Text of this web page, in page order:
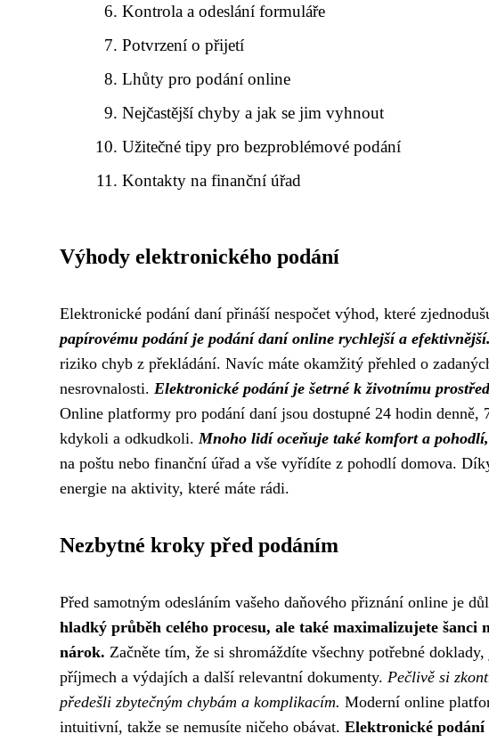
Kontrola a odeslání formuláře
Potvrzení o přijetí
Lhůty pro podání online
Nejčastější chyby a jak se jim vyhnout
Užitečné tipy pro bezproblémové podání
Kontakty na finanční úřad
Výhody elektronického podání
Elektronické podání daní přináší nespočet výhod, které
papírovému podání je podání daní online rychlejší a efektivnější.
riziko chyb z překládání. Navíc máte okamžitý přehled o
nesrovnalosti. Elektronické podání je šetrné k životnímu
Online platformy pro podání daní jsou dostupné 24 hodin
kdykoli a odkudkoli.Mnoho lidí oceňuje také komfort a pohodlí,
na poštu nebo finanční úřad a vše vyřídíte z pohodlí domova.
energie na aktivity, které máte rádi.
Nezbytné kroky před podáním
Před samotným odesláním vašeho daňového přiznání online je
hladký průběh celého procesu, ale také maximalizujete šanci
nárok. Začněte tím, že si shromáždíte všechny potřebné
příjmech a výdajích a další relevantní dokumenty. Pečlivě si
předešli zbytečným chybám a komplikacím. Moderní online
intuitivní, takže se nemusíte ničeho obávat. Elektronické podání